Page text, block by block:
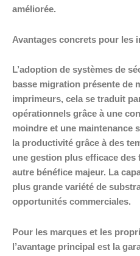
améliorée.
Avantages concrets pour les
L’adoption de systèmes de
basse migration présente de
imprimeurs, cela se traduit
opérationnels grâce à une
moindre et une maintenance
la productivité grâce à des
une gestion plus efficace
autre bénéfice majeur. La
plus grande variété de
opportunités commerciales.
Pour les marques et les
l’avantage principal est la